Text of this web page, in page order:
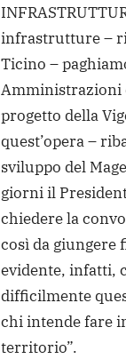
infrastrutture –
Ticino –
Amministrazioni
progetto della
quest’opera –
sviluppo del
giorni il
chiedere la
così da giungere
evidente, infatti,
difficilmente
chi intende fare
territorio”.